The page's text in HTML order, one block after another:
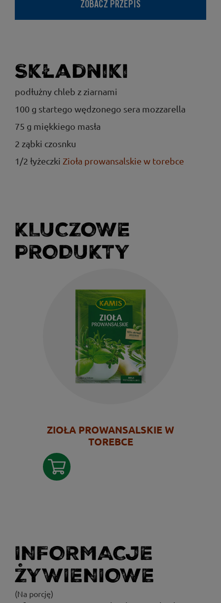
ZOBACZ PRZEPIS
Składniki
podłużny chleb z ziarnami
100 g startego wędzonego sera mozzarella
75 g miękkiego masła
2 ząbki czosnku
1/2 łyżeczki Zioła prowansalskie w torebce
KLUCZOWE
PRODUKTY
ZIOŁA PROWANSALSKIE W
TOREBCE
INFORMACJE
ŻYWIENIOWE
(Na porcję)